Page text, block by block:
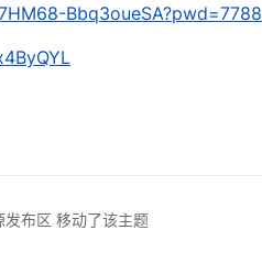
Bbq3oueSA?pwd=7788
发布区 移动了该主题